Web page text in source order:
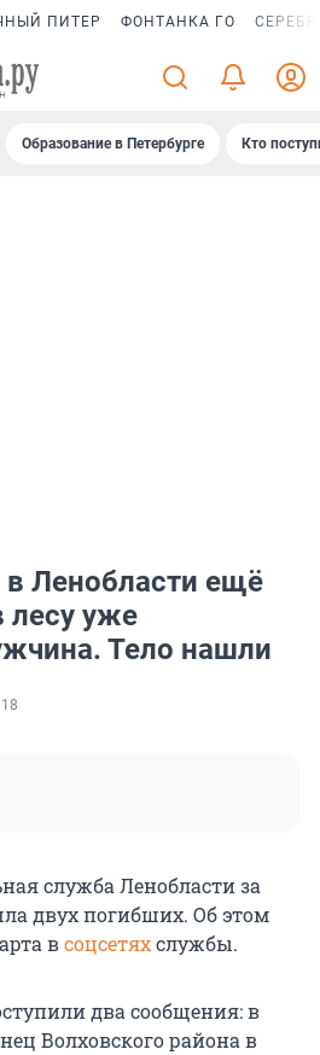
ПИТЕР ФОНТАНКА ГО
Образование в Петербурге Кто
в Ленобласти ещё
лесу уже
Тело нашли
служба Ленобласти за
двух погибших. Об этом
всоцсетяхслужбы.
два сообщения: в
Волховского района в